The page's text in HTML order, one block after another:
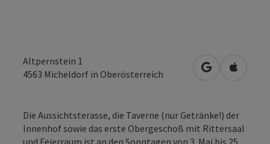
Altpernstein 1
4563 Micheldorf in Oberösterreich in Google
in
Die Aussichtsterasse, die Taverne (nur Getränke!) der
Innenhof sowie das erste Obergeschoß mit Rittersaal
und Feierraum ist an den Sonntagen von 3. Mai bis 25.